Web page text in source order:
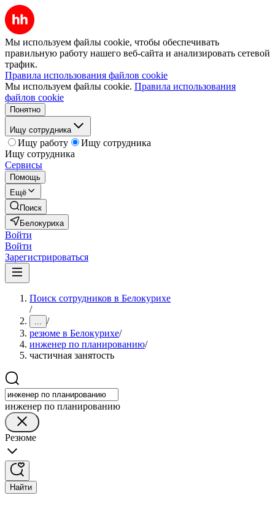
Мы используем файлы cookie, чтобы обеспечивать
правильную работу нашего веб-сайта и анализировать сетевой
трафик.
Правила использования файлов cookie
Мы используем файлы cookie. Правила использования
файлов cookie
Понятно
Ищу сотрудника
Ищу работу
Ищу сотрудника
Ищу сотрудника
Сервисы
Помощь
Ещё
Поиск
Белокуриха
Войти
Войти
Зарегистрироваться
Поиск сотрудников в Белокурихе
/
... /
резюме в Белокурихе/
инженер по планированию/
частичная занятость
инженер по планированию
Резюме
Найти